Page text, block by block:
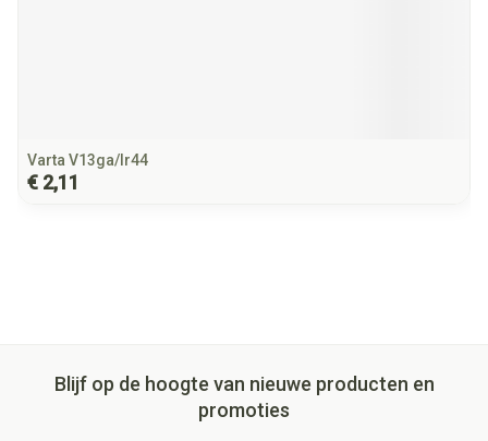
Varta V13ga/lr44
€ 2,11
Blijf op de hoogte van nieuwe producten en
promoties